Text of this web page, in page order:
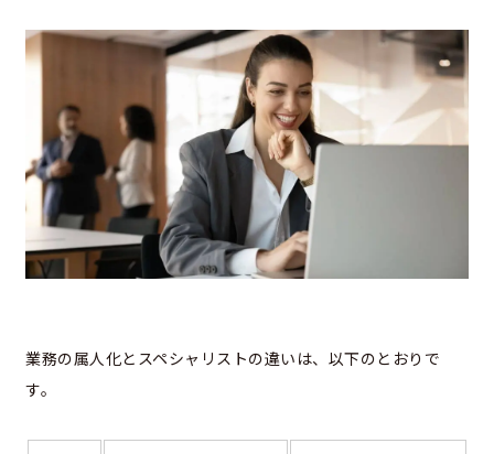
業務の属人化とスペシャリストの違いは、以下のとおりで
す。